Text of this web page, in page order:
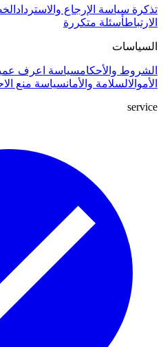
تذكرة سياسة الإرجاع والاسترداد
الارتباطأسئلة متكررة
السياسات
الشروط والأحكامسياسة اعرف
الأموالالسلامة والأمانسياسة منع
service